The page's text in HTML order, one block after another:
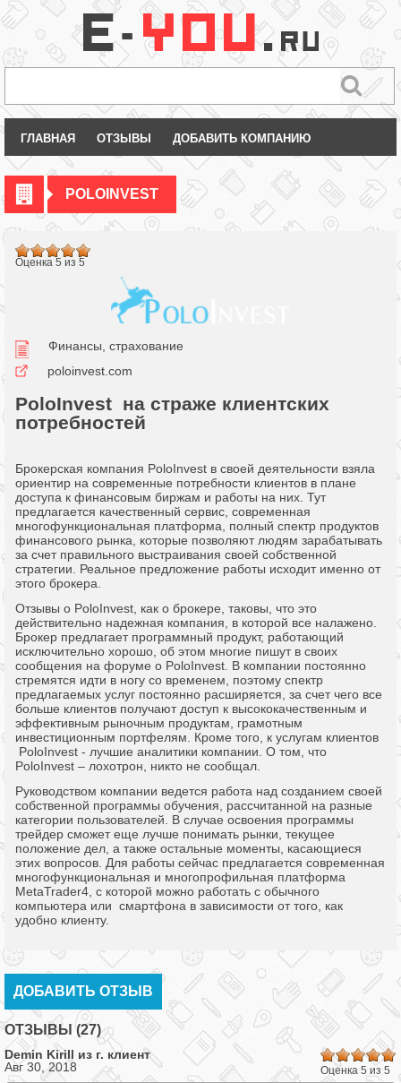
ГЛАВНАЯ ОТЗЫВЫ ДОБАВИТЬ КОМПАНИЮ
POLOINVEST
Оценка 5 из 5
Финансы, страхование
poloinvest.com
PoloInvest на страже клиентских
потребностей
Брокерская компания PoloInvest в своей деятельности взяла
ориентир на современные потребности клиентов в плане
доступа к финансовым биржам и работы на них. Тут
предлагается качественный сервис, современная
многофункциональная платформа, полный спектр продуктов
финансового рынка, которые позволяют людям зарабатывать
за счет правильного выстраивания своей собственной
стратегии. Реальное предложение работы исходит именно от
этого брокера.
Отзывы о PoloInvest, как о брокере, таковы, что это
действительно надежная компания, в которой все налажено.
Брокер предлагает программный продукт, работающий
исключительно хорошо, об этом многие пишут в своих
сообщения на форуме о PoloInvest. В компании постоянно
стремятся идти в ногу со временем, поэтому спектр
предлагаемых услуг постоянно расширяется, за счет чего все
больше клиентов получают доступ к высококачественным и
эффективным рыночным продуктам, грамотным
инвестиционным портфелям. Кроме того, к услугам клиентов
PoloInvest - лучшие аналитики компании. О том, что
PoloInvest – лохотрон, никто не сообщал.
Руководством компании ведется работа над созданием своей
собственной программы обучения, рассчитанной на разные
категории пользователей. В случае освоения программы
трейдер сможет еще лучше понимать рынки, текущее
положение дел, а также остальные моменты, касающиеся
этих вопросов. Для работы сейчас предлагается современная
многофункциональная и многопрофильная платформа
MetaTrader4, с которой можно работать с обычного
компьютера или смартфона в зависимости от того, как
удобно клиенту.
ДОБАВИТЬ ОТЗЫВ
ОТЗЫВЫ (27)
Оценка 5 из 5
Demin Kirill из г. клиент
Авг 30, 2018